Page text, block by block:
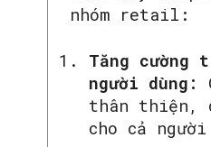
nhóm retail:
Tăng cường
người dùng:
thân thiện,
cho cả